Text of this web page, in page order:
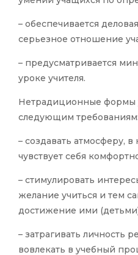
– обеспечивается
серьезное отношение
– предусматривается
уроке учителя.
Нетрадиционные формы
следующим требованиям:
– создавать атмосферу,
чувствует себя
– стимулировать
желание учиться и тем
достижение ими
– затрагивать личность
вовлекать в учебный